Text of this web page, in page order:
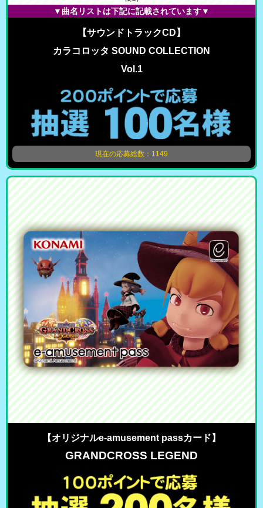
▼曲名リストは下記に記載されています▼
【サウンドトラックCD】
カラコロッタ SOUND COLLECTION
Vol.1
現在の応募総数：1149
【オリジナルe-amusement passカード】
GRANDCROSS LEGEND